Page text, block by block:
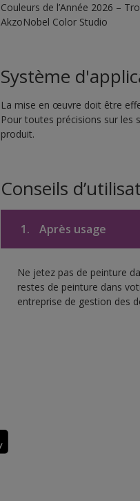
Couleurs de l’Année 2026 –
AkzoNobel Color Studio
Système
La mise en œuvre doit être
Pour toutes précisions sur les
produit.
Conseils
1. Après usage
Ne jetez pas de peinture
restes de peinture dans
entreprise de gestion des